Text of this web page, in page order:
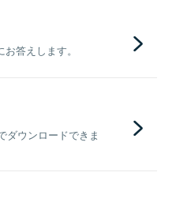
答えします。
ダウンロードできま